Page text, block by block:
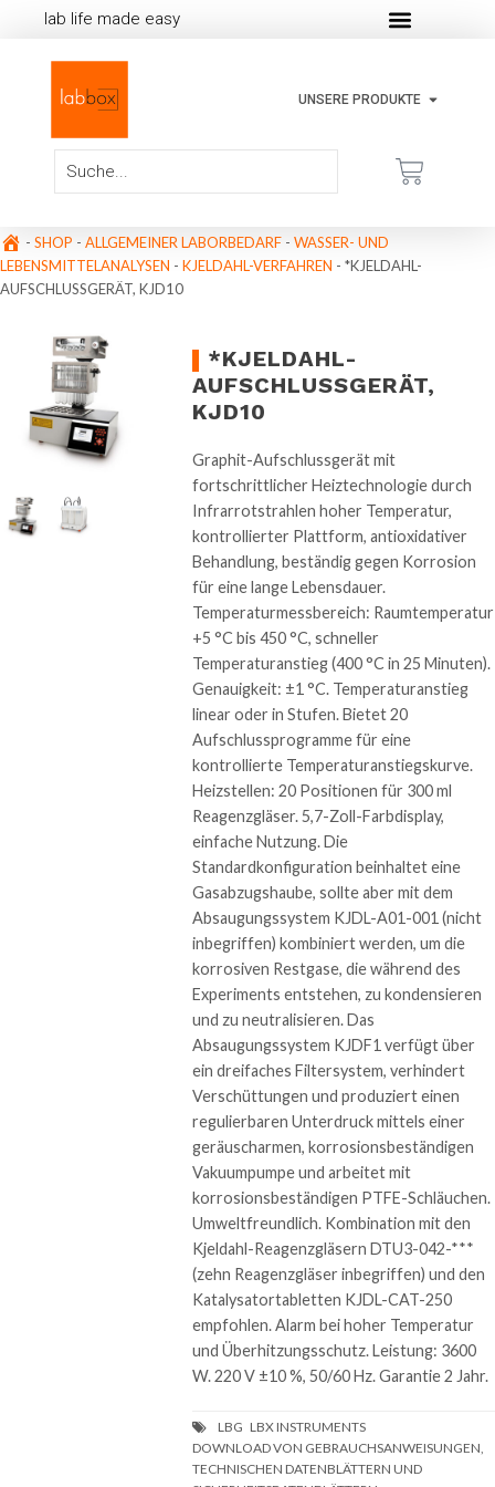
lab life made easy
UNSERE PRODUKTE
- SHOP - ALLGEMEINER LABORBEDARF - WASSER- UND
LEBENSMITTELANALYSEN - KJELDAHL-VERFAHREN - *KJELDAHL-
AUFSCHLUSSGERÄT, KJD10
*KJELDAHL-
AUFSCHLUSSGERÄT,
KJD10
Graphit-Aufschlussgerät mit
fortschrittlicher Heiztechnologie durch
Infrarrotstrahlen hoher Temperatur,
kontrollierter Plattform, antioxidativer
Behandlung, beständig gegen Korrosion
für eine lange Lebensdauer.
Temperaturmessbereich: Raumtemperatur
+5 °C bis 450 °C, schneller
Temperaturanstieg (400 °C in 25 Minuten).
Genauigkeit: ±1 °C. Temperaturanstieg
linear oder in Stufen. Bietet 20
Aufschlussprogramme für eine
kontrollierte Temperaturanstiegskurve.
Heizstellen: 20 Positionen für 300 ml
Reagenzgläser. 5,7-Zoll-Farbdisplay,
einfache Nutzung. Die
Standardkonfiguration beinhaltet eine
Gasabzugshaube, sollte aber mit dem
Absaugungssystem KJDL-A01-001 (nicht
inbegriffen) kombiniert werden, um die
korrosiven Restgase, die während des
Experiments entstehen, zu kondensieren
und zu neutralisieren. Das
Absaugungssystem KJDF1 verfügt über
ein dreifaches Filtersystem, verhindert
Verschüttungen und produziert einen
regulierbaren Unterdruck mittels einer
geräuscharmen, korrosionsbeständigen
Vakuumpumpe und arbeitet mit
korrosionsbeständigen PTFE-Schläuchen.
Umweltfreundlich. Kombination mit den
Kjeldahl-Reagenzgläsern DTU3-042-***
(zehn Reagenzgläser inbegriffen) und den
Katalysatortabletten KJDL-CAT-250
empfohlen. Alarm bei hoher Temperatur
und Überhitzungsschutz. Leistung: 3600
W. 220 V ±10 %, 50/60 Hz. Garantie 2 Jahr.
DOWNLOAD VON GEBRAUCHSANWEISUNGEN,
TECHNISCHEN DATENBLÄTTERN UND